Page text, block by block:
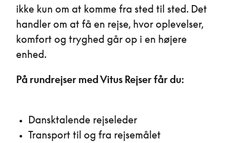
ikke kun om at komme fra sted til sted. Det
handler om at få en rejse, hvor oplevelser,
komfort og tryghed går op i en højere
enhed.
På rundrejser med Vitus Rejser får du:
Dansktalende rejseleder
Transport til og fra rejsemålet